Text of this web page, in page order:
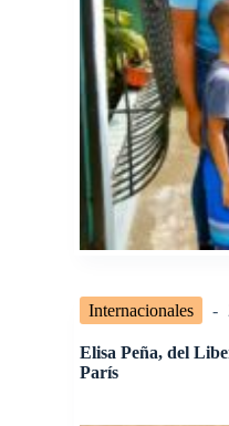
Internacionales
Elisa Peña, del
París